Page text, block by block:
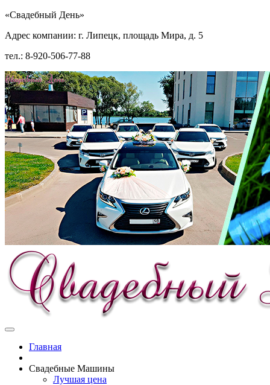
«Свадебный День»
Адрес компании: г. Липецк, площадь Мира, д. 5
тел.: 8-920-506-77-88
Главная
Свадебные Машины
Лучшая цена